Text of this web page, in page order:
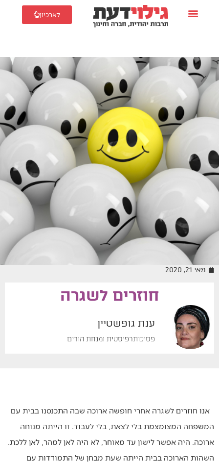
לארכיון
מאי 21, 2020
מיומנה של מטפלתחוזרים לשגרה
ענת גופשטיין
פסיכותרפיסטית ומנחת הורים
אנו חוזרים לשגרה אחרי חופשה ארוכה שבה התכנסנו בבית עם
המשפחה המצומצמת בלי לצאת, בלי לעבוד. זו הייתה מנוחה
ארוכה. היה אפשר לישון עד מאוחר, לא היה לאן למהר, לאן ללכת.
השהות הארוכה בבית הייתה שעת מבחן של התמודדות עם